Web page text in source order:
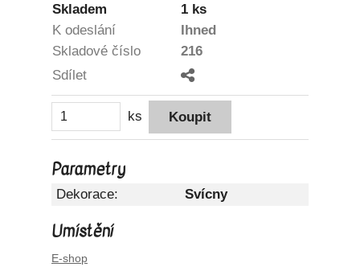
Skladem
1 ks
K odeslání
Ihned
Skladové číslo
216
Sdílet
ks
Parametry
Dekorace: Svícny
Umístění
E-shop